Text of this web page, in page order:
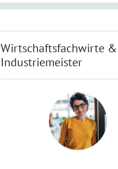
Wirtschaftsfachwirte &
Industriemeister